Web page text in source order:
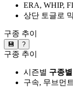
ERA, WHIP,
상단 토글로
구종 추이
💾 ?
구종 추이
시즌별 구종
구속, 무브먼